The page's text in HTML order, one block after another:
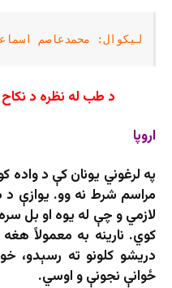
لیکوال: محمدعاصم
د طب له نظره د نکاح
اروپا
په لرغوني يونان کې د واده
مراسم شرط نه‌ وو. يوازې د
لازمي و چې له یوه او بل
کوي. نارينه به معمولاً
دریشو کلونو ته
ځوانې نجونې و اوسي.